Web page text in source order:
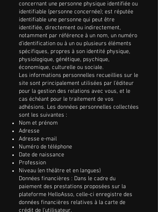
concernant une personne physique identifiée ou
identifiable (personne concernée); est réputée
identifiable une personne qui peut être
identifiée, directement ou indirectement,
notamment par référence à un nom, un numéro
d’identification ou à un ou plusieurs éléments
spécifiques, propres à son identité physique,
physiologique, génétique, psychique,
économique, culturelle ou sociale.
Les informations personnelles recueillies sur le
site sont principalement utilisées par l’éditeur
pour la gestion des relations avec vous, et le
cas échéant pour le traitement de vos
adhésions. Les données personnelles collectées
sont les suivantes :
Nom et prénom
Adresse
Adresse e-mail
Numéro de téléphone
Date de naissance
Profession
Niveau (en théâtre et en langues)
Données financières : Dans le cadre du
paiement des prestations proposées sur la
plateforme HelloAsso, celle-ci enregistre des
données financières relatives à la carte de
crédit de l’utilisateur.